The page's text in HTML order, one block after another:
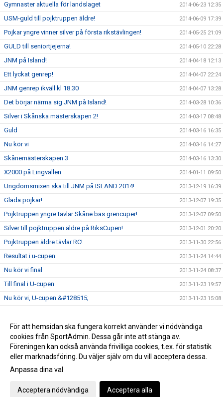
Gymnaster aktuella för landslaget 2014-06-23 12:35
USM-guld till pojktruppen äldre! 2014-06-09 17:39
Pojkar yngre vinner silver på första rikstävlingen! 2014-05-25 21:09
GULD till seniortjejerna! 2014-05-10 22:28
JNM på Island! 2014-04-18 12:13
Ett lyckat genrep! 2014-04-07 22:24
JNM genrep ikväll kl 18.30 2014-04-07 13:28
Det börjar närma sig JNM på Island! 2014-03-28 10:36
Silver i Skånska mästerskapen 2! 2014-03-17 08:48
Guld 2014-03-16 16:35
Nu kör vi 2014-03-16 14:27
Skånemästerskapen 3 2014-03-16 13:30
X2000 på Lingvallen 2014-01-11 09:50
Ungdomsmixen ska till JNM på ISLAND 2014! 2013-12-19 16:39
Glada pojkar! 2013-12-07 19:35
Pojktruppen yngre tävlar Skåne bas grencuper! 2013-12-07 09:50
Silver till pojktruppen äldre på RiksCupen! 2013-12-01 20:20
Pojktruppen äldre tävlar RC! 2013-11-30 22:56
Resultat i u-cupen 2013-11-24 14:44
Nu kör vi final 2013-11-24 08:37
Till final i U-cupen 2013-11-23 19:57
Nu kör vi, U-cupen &#128515; 2013-11-23 15:08
Lördagens tävlande 2013-11-12 20:03
Skåne grencuper 3 2013-10-26 19:59
Gå till Webbversion
För att hemsidan ska fungera korrekt använder vi nödvändiga
cookies från SportAdmin. Dessa går inte att stänga av.
Föreningen kan också använda frivilliga cookies, t.ex. för statistik
eller marknadsföring. Du väljer själv om du vill acceptera dessa.
Anpassa dina val
Acceptera nödvändiga Acceptera alla